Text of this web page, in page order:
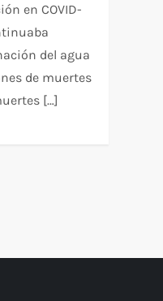
en COVID-
del agua
de muertes
[…]